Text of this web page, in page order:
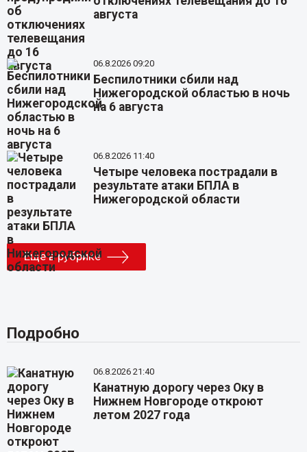
августа
06.8.2026 09:20
Беспилотники сбили над
Нижегородской областью в ночь
на 6 августа
06.8.2026 11:40
Четыре человека пострадали в
результате атаки БПЛА в
Нижегородской области
Еще в рубрике
Подробно
06.8.2026 21:40
Канатную дорогу через Оку в
Нижнем Новгороде откроют
летом 2027 года